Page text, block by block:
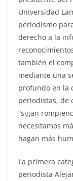
Universidad
periodismo
derecho a la
también el
mediante una
profundo en la
periodistas, de
“sigan
necesitamos
hagan más
La primera
periodista